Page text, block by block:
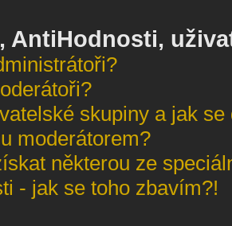
AntiHodnosti,
skupiny a jak
moderátorem?
některou ze
- jak se toho zbavím?!